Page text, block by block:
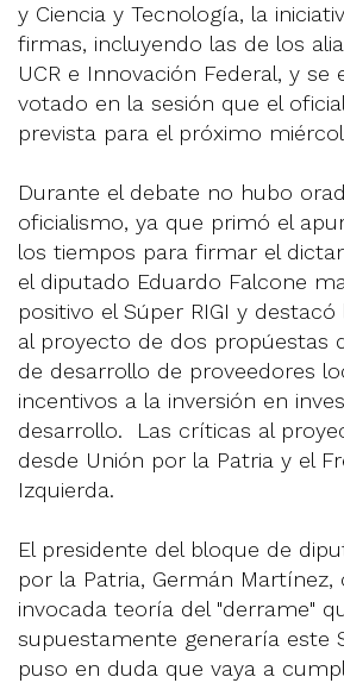
y Ciencia y Tecnología, la
firmas, incluyendo las de los
UCR e Innovación Federal, y se
votado en la sesión que el
prevista para el próximo
Durante el debate no hubo
oficialismo, ya que primó el
los tiempos para firmar el
el diputado Eduardo Falcone
positivo el Súper RIGI y
al proyecto de dos propúestas
de desarrollo de proveedores
incentivos a la inversión en
desarrollo. Las críticas al
desde Unión por la Patria y el
Izquierda.
El presidente del bloque de
por la Patria, Germán Martínez,
invocada teoría del "derrame"
supuestamente generaría este
puso en duda que vaya a